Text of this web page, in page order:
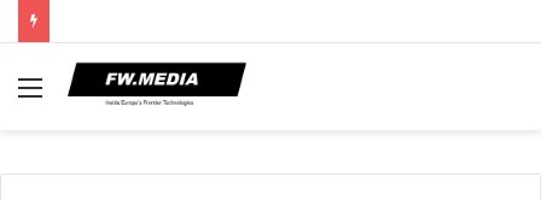
Menu